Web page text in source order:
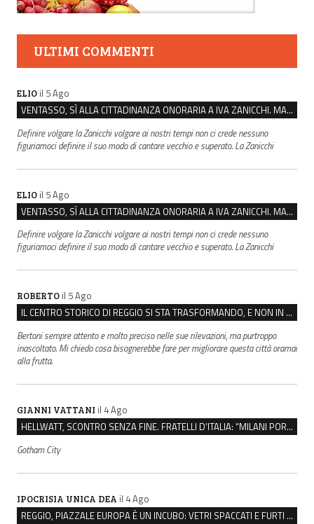
ULTIMI COMMENTI
ELIO il 5 Ago
VENTASSO, SÌ ALLA CITTADINANZA ONORARIA A IVA ZANICCHI. MA BARGIACCHI: “È DI PESSIMO GUSTO”
Definire volgare la Zanicchi volgare ai nostri tempi non ci crede nessuno
figuriamoci definire il suo modo di cantare vecchio e superato. La Zanicchi
ELIO il 5 Ago
VENTASSO, SÌ ALLA CITTADINANZA ONORARIA A IVA ZANICCHI. MA BARGIACCHI: “È DI PESSIMO GUSTO”
Definire volgare la Zanicchi volgare ai nostri tempi non ci crede nessuno
figuriamoci definire il suo modo di cantare vecchio e superato. La Zanicchi
ROBERTO il 5 Ago
IL CENTRO STORICO DI REGGIO SI STA TRASFORMANDO, E NON IN MEGLIO
Bertoni sempre attento e molto preciso nelle sue rilevazioni, ma purtroppo
inascoltato. Mi chiedo cosa bisognerebbe fare per migliorare questa città oramai
alla frutta.
GIANNI VATTANI il 4 Ago
HELLWATT, SCONTRO SENZA FINE. FRATELLI D’ITALIA: “MILANI PORTA DOCUMENTI, DE FRANCO INSULTI”
Gotham City
IPOCRISIA UNICA DEA il 4 Ago
REGGIO, PIAZZALE EUROPA È UN INCUBO: VETRI SPACCATI E FURTI SULLE AUTO IN SOSTA